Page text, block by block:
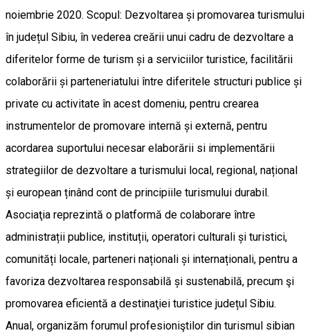
noiembrie 2020. Scopul: Dezvoltarea și promovarea turismului
în județul Sibiu, în vederea creării unui cadru de dezvoltare a
diferitelor forme de turism și a serviciilor turistice, facilitării
colaborării și parteneriatului între diferitele structuri publice și
private cu activitate în acest domeniu, pentru crearea
instrumentelor de promovare internă și externă, pentru
acordarea suportului necesar elaborării si implementării
strategiilor de dezvoltare a turismului local, regional, național
și european ținând cont de principiile turismului durabil.
Asociaţia reprezintă o platformă de colaborare între
administrații publice, instituții, operatori culturali și turistici,
comunități locale, parteneri naționali și internaționali, pentru a
favoriza dezvoltarea responsabilă și sustenabilă, precum şi
promovarea eficientă a destinaţiei turistice județul Sibiu.
Anual, organizăm forumul profesioniştilor din turismul sibian